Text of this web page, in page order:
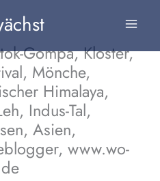
Gompa, Kloster,
Mönche,
Himalaya,
Indus-Tal,
Asien,
www.wo-